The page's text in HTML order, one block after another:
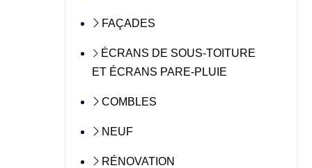
FAÇADES
ÉCRANS DE SOUS-TOITURE
ET ÉCRANS PARE-PLUIE
COMBLES
NEUF
RÉNOVATION